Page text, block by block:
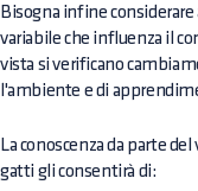
Bisogna infine
variabile che influenza il
vista si verificano
l'ambiente e di
La conoscenza da parte
gatti gli consentirà di: